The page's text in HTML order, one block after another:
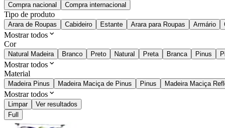
Compra nacional Compra internacional
Tipo de produto
Arara de Roupas Cabideiro Estante Arara para Roupas Armário
Mostrar todos
Cor
Natural Madeira Branco Preto Natural Preta Branca Pinus
Mostrar todos
Material
Madeira Pinus Madeira Maciça de Pinus Pinus Madeira Maciça
Mostrar todos
Limpar
Ver resultados
Full